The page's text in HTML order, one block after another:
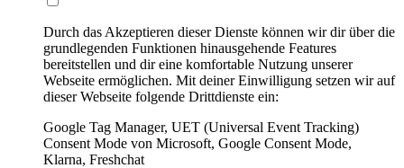
Durch das Akzeptieren dieser Dienste können wir dir über die
grundlegenden Funktionen hinausgehende Features
bereitstellen und dir eine komfortable Nutzung unserer
Webseite ermöglichen. Mit deiner Einwilligung setzen wir auf
dieser Webseite folgende Drittdienste ein:
Google Tag Manager, UET (Universal Event Tracking)
Consent Mode von Microsoft, Google Consent Mode,
Klarna, Freshchat